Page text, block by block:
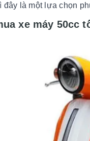
đây là một lựa chọn
xe máy 50cc